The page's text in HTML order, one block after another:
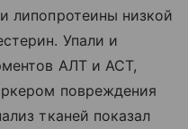
липопротеины низкой
Упали и
АЛТ и АСТ,
повреждения
тканей показал